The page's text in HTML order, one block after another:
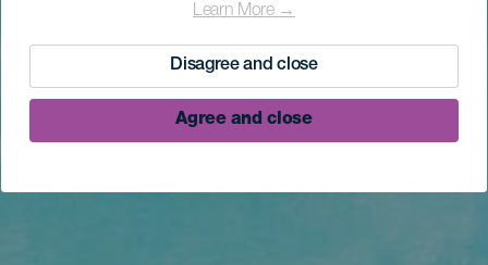
Learn More →
Disagree and close
Agree and close